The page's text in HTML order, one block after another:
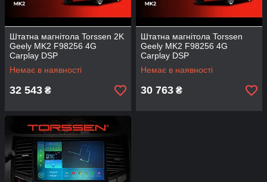
Штатна магнітола Torssen 2K
Geely MK2 F98256 4G
Carplay DSP
Немає в наявності
32 543 ₴
Штатна магнітола Torssen
Geely MK2 F98256 4G
Carplay DSP
Немає в наявності
30 763 ₴